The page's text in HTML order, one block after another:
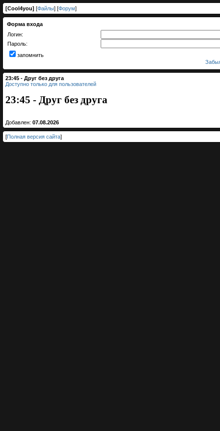
[Cool4you] [Файлы] [Форум]
Форма входа
Логин:
Пароль:
запомнить
23:45 - Друг без друга
Доступно только для пользователей
23:45 - Друг без друга
Добавлен: 07.08.2026
[Полная версия сайта]